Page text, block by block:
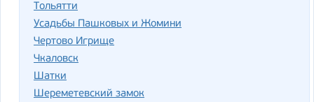
Тольятти
Усадьбы Пашковых и Жомини
Чертово Игрище
Чкаловск
Шатки
Шереметевский замок